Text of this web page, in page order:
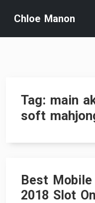
content
Chloe Manon
Tag: main
soft
Best
2018 Slot